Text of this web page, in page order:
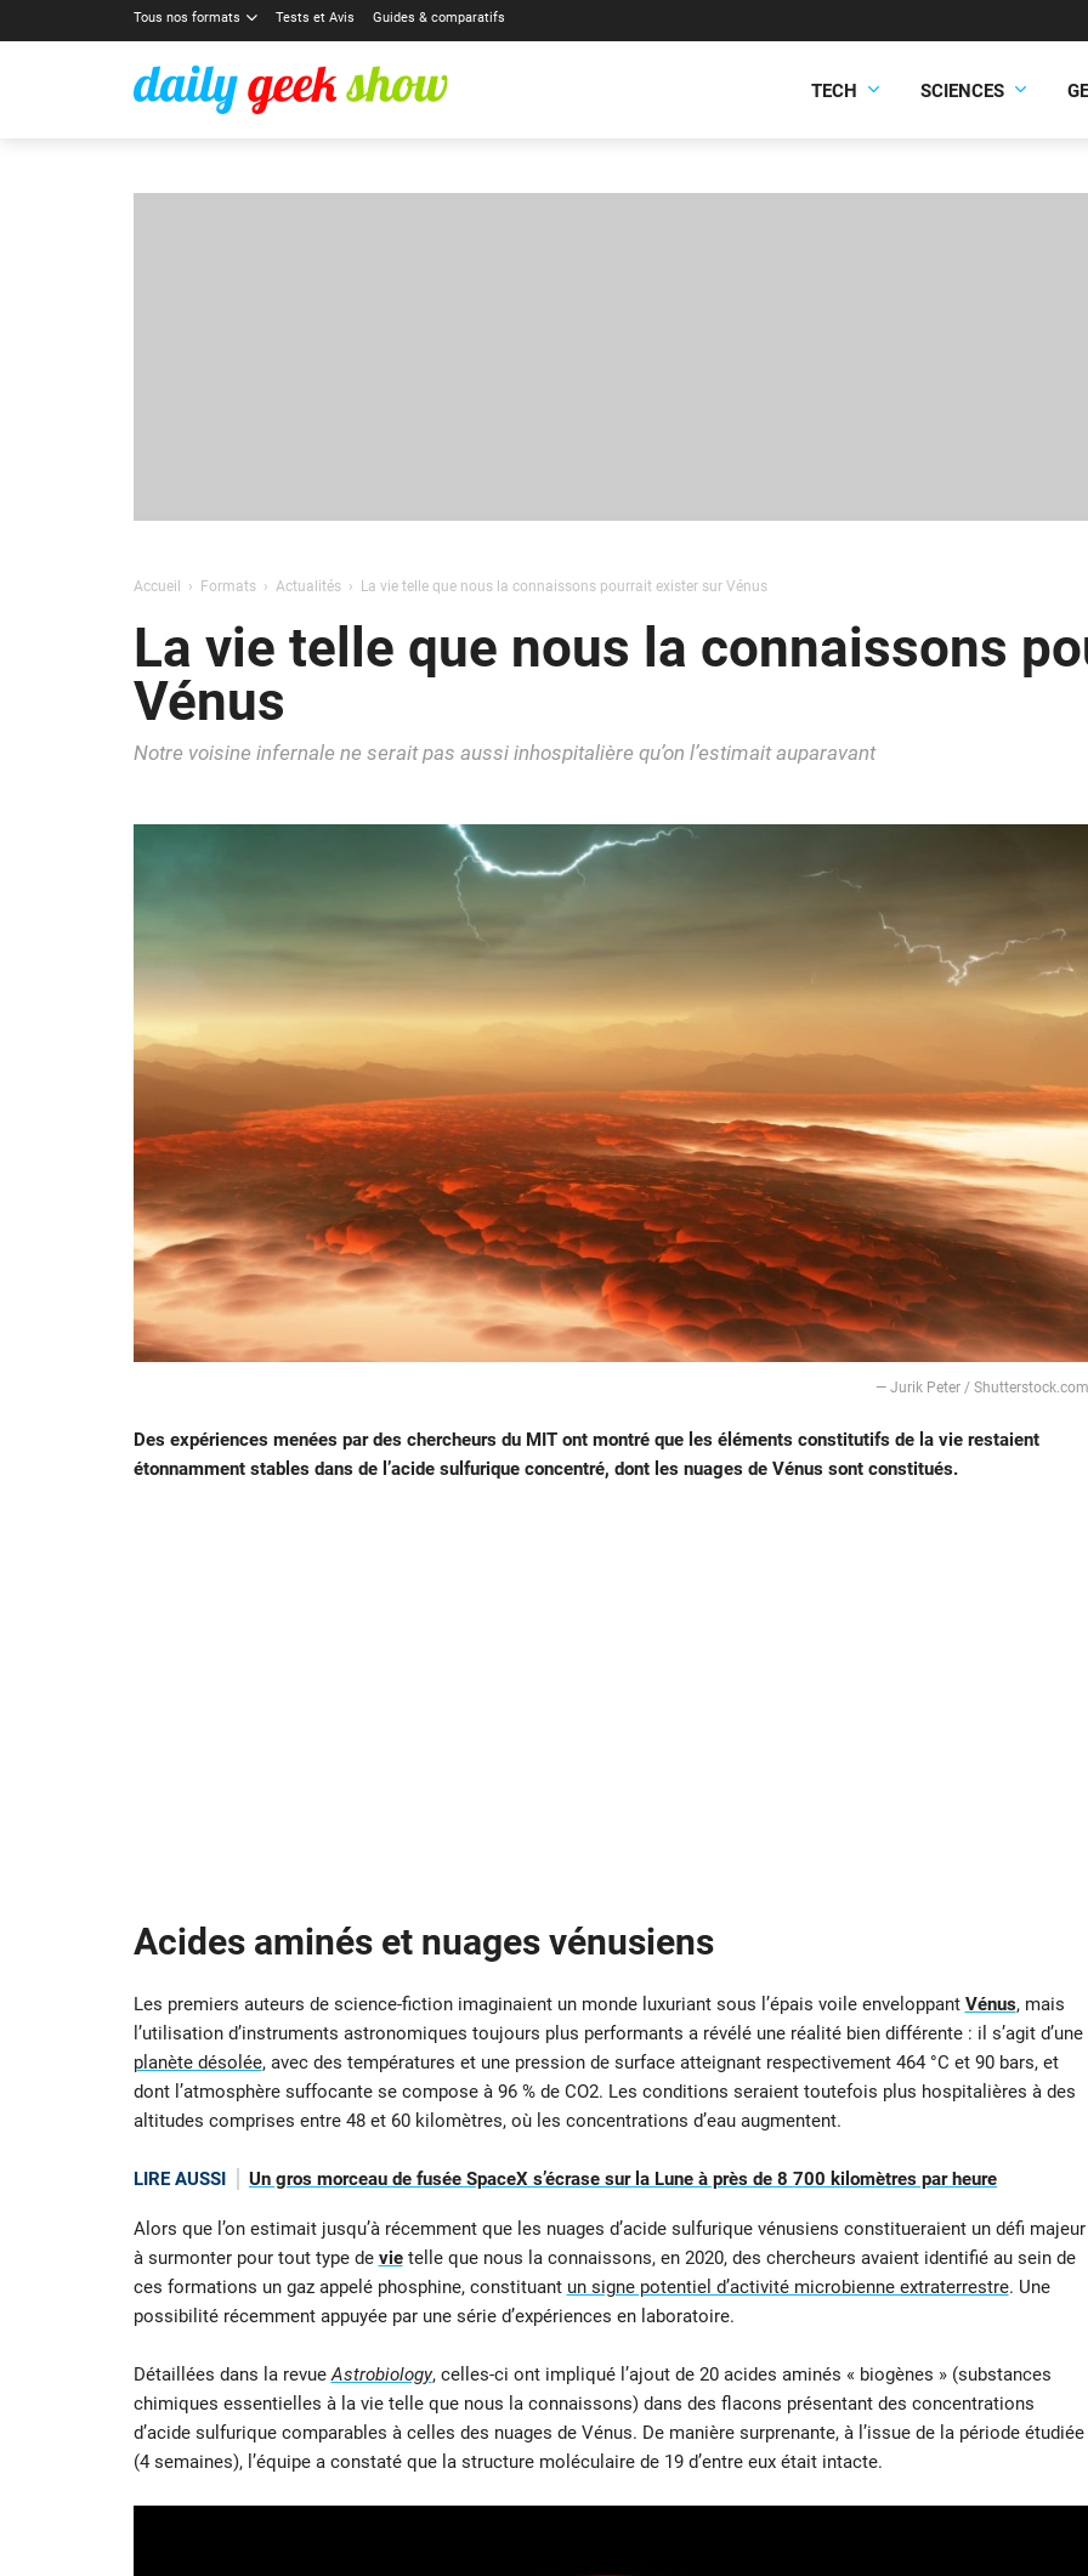
Tous nos formats Tests et Avis Guides & comparatifs
TECH SCIENCES
Accueil Formats Actualités La vie telle que nous la connaissons pourrait exister sur Vénus
La vie telle que nous la connaissons
Vénus
Notre voisine infernale ne serait pas aussi inhospitalière qu’on l’estimait auparavant
— Jurik Peter / Shutterstock.com
Des expériences menées par des chercheurs du MIT ont montré que les éléments constitutifs de la vie restaient
étonnamment stables dans de l’acide sulfurique concentré, dont les nuages de Vénus sont constitués.
Acides aminés et nuages vénusiens
Les premiers auteurs de science-fiction imaginaient un monde luxuriant sous l’épais voile enveloppant Vénus, mais
l’utilisation d’instruments astronomiques toujours plus performants a révélé une réalité bien différente : il s’agit d’une
planète désolée, avec des températures et une pression de surface atteignant respectivement 464 °C et 90 bars, et
dont l’atmosphère suffocante se compose à 96 % de CO2. Les conditions seraient toutefois plus hospitalières à des
altitudes comprises entre 48 et 60 kilomètres, où les concentrations d’eau augmentent.
LIRE AUSSI Un gros morceau de fusée SpaceX s’écrase sur la Lune à près de 8 700 kilomètres par heure
Alors que l’on estimait jusqu’à récemment que les nuages d’acide sulfurique vénusiens constitueraient un défi majeur
à surmonter pour tout type de vietelle que nous la connaissons, en 2020, des chercheurs avaient identifié au sein de
ces formations un gaz appelé phosphine, constituant un signe potentiel d’activité microbienne extraterrestre. Une
possibilité récemment appuyée par une série d’expériences en laboratoire.
Détaillées dans la revueAstrobiology, celles-ci ont impliqué l’ajout de 20 acides aminés « biogènes » (substances
chimiques essentielles à la vie telle que nous la connaissons) dans des flacons présentant des concentrations
d’acide sulfurique comparables à celles des nuages de Vénus. De manière surprenante, à l’issue de la période étudiée
(4 semaines), l’équipe a constaté que la structure moléculaire de 19 d’entre eux était intacte.